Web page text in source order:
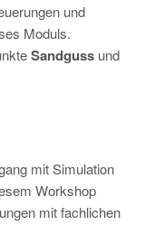
und
Moduls.
Sandguss und
mit Simulation
Workshop
mit fachlichen